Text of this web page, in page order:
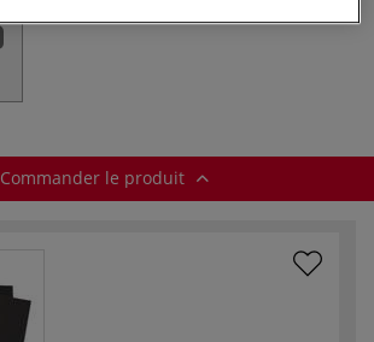
Commander le produit